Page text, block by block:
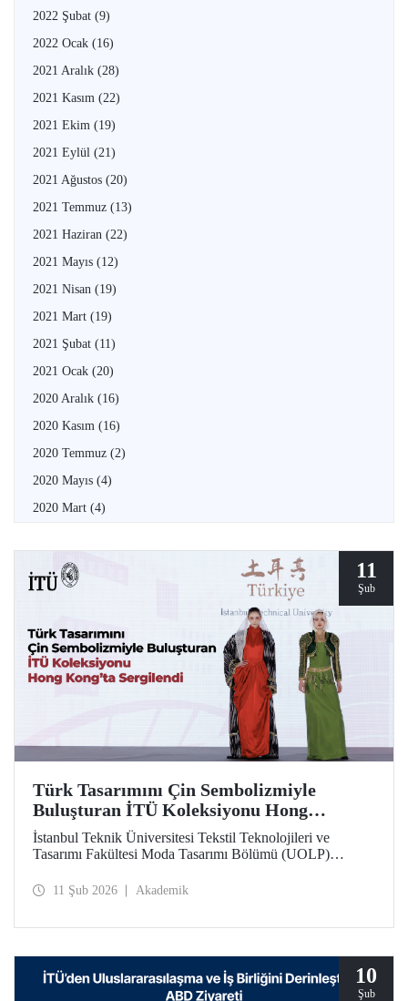
2022 Şubat (9)
2022 Ocak (16)
2021 Aralık (28)
2021 Kasım (22)
2021 Ekim (19)
2021 Eylül (21)
2021 Ağustos (20)
2021 Temmuz (13)
2021 Haziran (22)
2021 Mayıs (12)
2021 Nisan (19)
2021 Mart (19)
2021 Şubat (11)
2021 Ocak (20)
2020 Aralık (16)
2020 Kasım (16)
2020 Temmuz (2)
2020 Mayıs (4)
2020 Mart (4)
11
Şub
Türk Tasarımını Çin Sembolizmiyle
Buluşturan İTÜ Koleksiyonu Hong
Kong’ta Sergilendi
İstanbul Teknik Üniversitesi Tekstil Teknolojileri ve
Tasarımı Fakültesi Moda Tasarımı Bölümü (UOLP)
tasarlanan ve Öğr. Gör. Dr. Belgin Görgün’ün
Hong Kong Polytechnic University (PolyU) ev
sahipliğinde düzenlenen defilede tanıtıldı.
11 Şub 2026 Akademik
10
Şub